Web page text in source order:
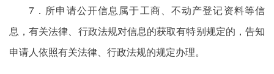
7．所申请公开信息属于工商、不动产登记资料等信
息，有关法律、行政法规对信息的获取有特别规定的，告知
申请人依照有关法律、行政法规的规定办理。